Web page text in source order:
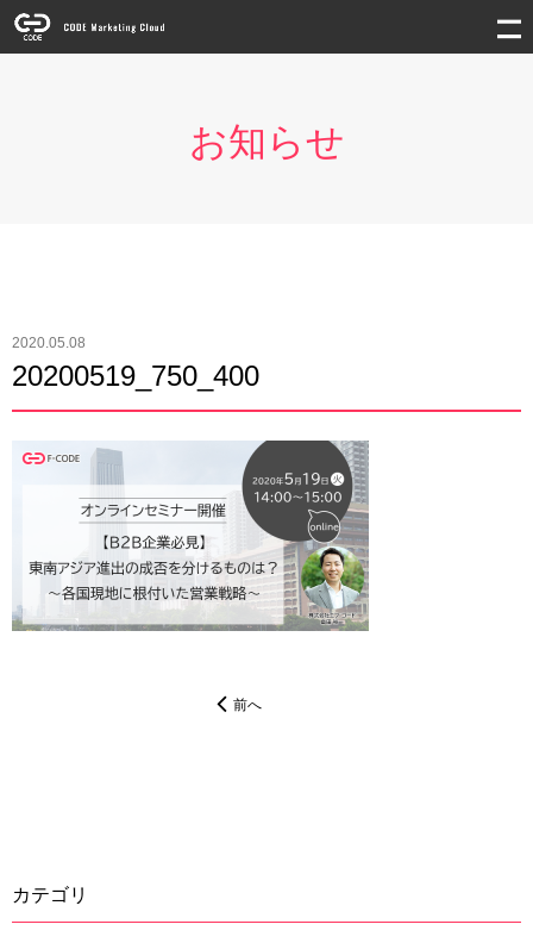
お知らせ
2020.05.08
20200519_750_400
前へ
カテゴリ